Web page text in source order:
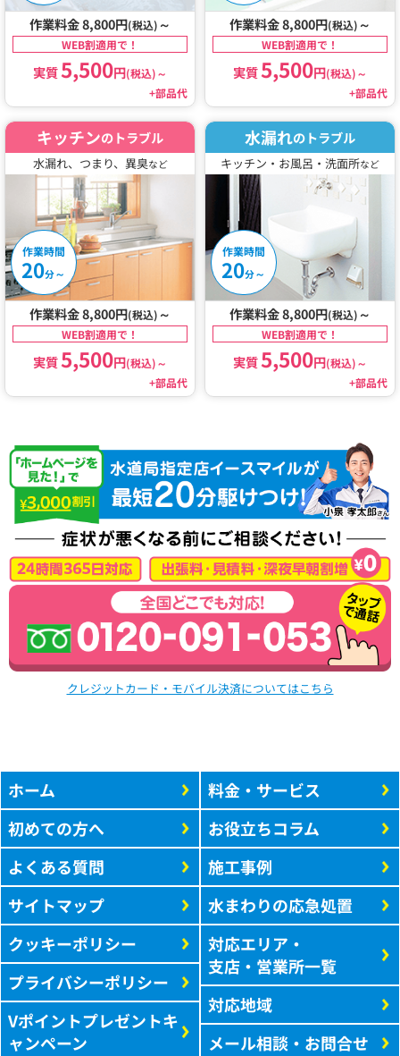
作業料金 8,800円(税込) ～
WEB割適用で！
実質5,500円(税込)～
+部品代
作業料金 8,800円(税込) ～
WEB割適用で！
実質5,500円(税込)～
+部品代
キッチンのトラブル
水漏れ、つまり、異臭など
作業時間
20分～
作業料金 8,800円(税込) ～
WEB割適用で！
実質5,500円(税込)～
+部品代
水漏れのトラブル
キッチン・お風呂・洗面所など
作業時間
20分～
作業料金 8,800円(税込) ～
WEB割適用で！
実質5,500円(税込)～
+部品代
クレジットカード・モバイル決済についてはこちら
ホーム
初めての方へ
よくある質問
サイトマップ
クッキーポリシー
プライバシーポリシー
Vポイントプレゼントキ
ャンペーン
料金・サービス
お役立ちコラム
施工事例
水まわりの応急処置
対応エリア・
支店・営業所一覧
対応地域
メール相談・お問合せ